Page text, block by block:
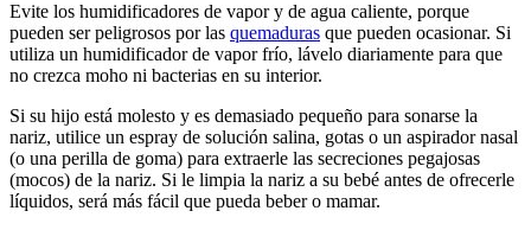
Evite los humidificadores de vapor y de agua caliente, porque
pueden ser peligrosos por las quemaduras que pueden ocasionar. Si
utiliza un humidificador de vapor frío, lávelo diariamente para que
no crezca moho ni bacterias en su interior.
Si su hijo está molesto y es demasiado pequeño para sonarse la
nariz, utilice un espray de solución salina, gotas o un aspirador nasal
(o una perilla de goma) para extraerle las secreciones pegajosas
(mocos) de la nariz. Si le limpia la nariz a su bebé antes de ofrecerle
líquidos, será más fácil que pueda beber o mamar.